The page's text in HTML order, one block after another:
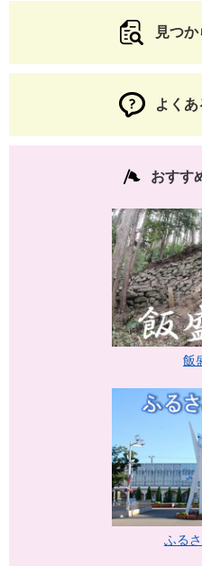
見つ
よく
おすす
飯
ふる